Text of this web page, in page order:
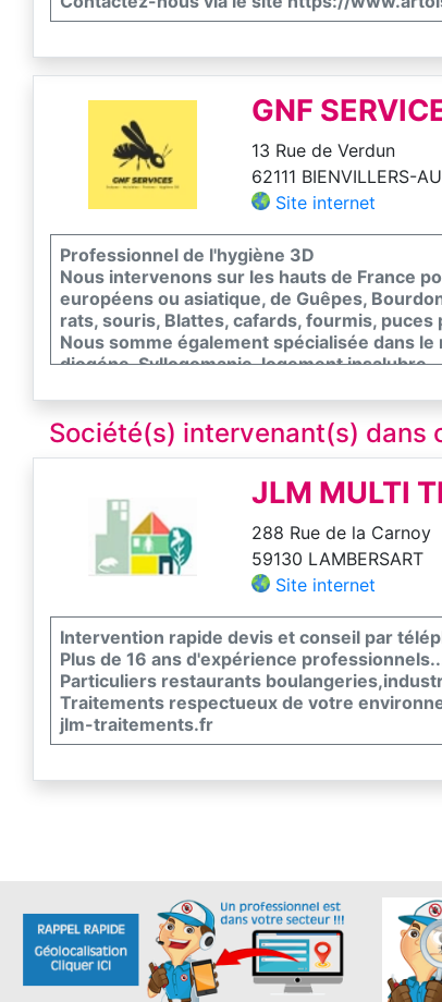
GNF
13 Rue de Verdun
62111 BIENVILLERS-
Site internet
Professionnel de l'hygiène 3D
Nous intervenons sur les hauts de France
européens ou asiatique, de Guêpes,
rats, souris, Blattes, cafards, fourmis, puces
Nous somme également spécialisée dans
diogéne, Syllogomanie, logement insalubre...
Société(s) intervenant(s) dans
JLM MULTI
288 Rue de la Carnoy
59130 LAMBERSART
Site internet
Intervention rapide devis et conseil par
Plus de 16 ans d'expérience
Particuliers restaurants
Traitements respectueux de votre
jlm-traitements.fr